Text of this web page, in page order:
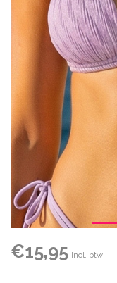
€15,95 Incl. btw